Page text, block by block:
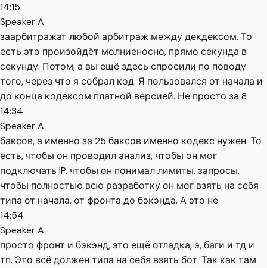
14:15
Speaker A
заарбитражат любой арбитраж между декдексом. То
есть это произойдёт молниеносно, прямо секунда в
секунду. Потом, а вы ещё здесь спросили по поводу
того, через что я собрал код. Я пользовался от начала и
до конца кодексом платной версией. Не просто за 8
14:34
Speaker A
баксов, а именно за 25 баксов именно кодекс нужен. То
есть, чтобы он проводил анализ, чтобы он мог
подключать IP, чтобы он понимал лимиты, запросы,
чтобы полностью всю разработку он мог взять на себя
типа от начала, от фронта до бэкэнда. А это не
14:54
Speaker A
просто фронт и бэкэнд, это ещё отладка, э, баги и тд и
тп. Это всё должен типа на себя взять бот. Так как там